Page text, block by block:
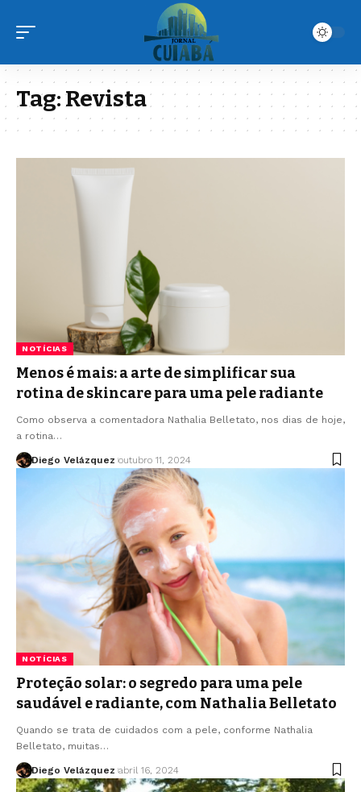
Tag:Revista
NOTÍCIAS
Menos é mais: a arte de simplificar sua
rotina de skincare para uma pele radiante
Como observa a comentadora Nathalia Belletato, nos dias de hoje,
a rotina…
Diego Velázquez outubro 11, 2024
NOTÍCIAS
Proteção solar: o segredo para uma pele
saudável e radiante, com Nathalia Belletato
Quando se trata de cuidados com a pele, conforme Nathalia
Belletato, muitas…
Diego Velázquez abril 16, 2024